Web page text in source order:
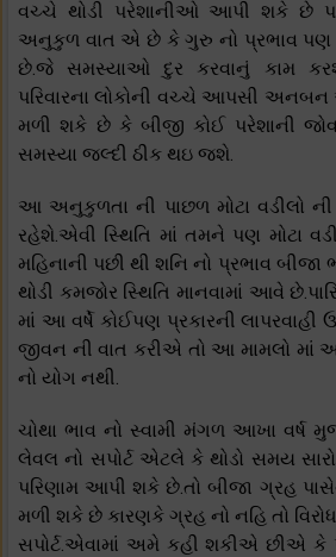
વચ્ચે થોડી પરેશાનીઓ આપી શકે છે
અનુકુળ વાત એ છે કે ગુરુ નો પ્રભાવ પણ
છે.જે સમસ્યાઓ દુર કરવાનું કામ
પરિવારના લોકોની વચ્ચે આપસી
મળી શકે છે કે બીજી કોઈ પરેશાની
સમસ્યા જલ્દી ઠીક થઇ જશે.
આ અનુકુળતા ની પાછળ મોટા વડીલો
રહેશે.એવી સ્થિતિ માં તમને પણ મોટા
મહિનાની પછી થી શનિ નો પ્રભાવ
થોડી કમજોર સ્થિતિ માનવામાં આવે
માં આ વર્ષે કોઈપણ પ્રકારની લાપરવાહી
જીવન ની વાત કરીએ તો આ મામલો માં આ
નો યોગ નથી.
ચોથા ભાવ નો સ્વામી મંગળ આખા
લેવલ નો સપોર્ટ એટલે કે થોડો સમય
પરિણામ આપી શકે છે.તો બીજા ગ્રહ
મળી શકે છે કારણકે ગ્રહ નો નહિ તો
સપોર્ટ.એવામાં અમે કહી શકીએ છીએ કે